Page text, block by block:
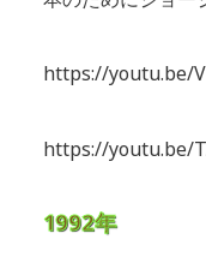
https://youtu.be/
https://youtu.be/
1992年